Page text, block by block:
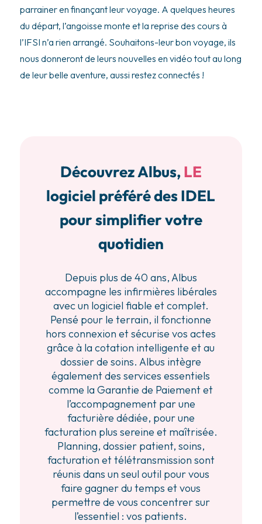
parrainer en finançant leur voyage. A quelques heures
du départ, l’angoisse monte et la reprise des cours à
l’IFSI n’a rien arrangé. Souhaitons-leur bon voyage, ils
nous donneront de leurs nouvelles en vidéo tout au long
de leur belle aventure, aussi restez connectés !
Découvrez Albus,LE
logiciel préféré des IDEL
pour simplifier votre
quotidien
Depuis plus de 40 ans, Albus
accompagne les infirmières libérales
avec un logiciel fiable et complet.
Pensé pour le terrain, il fonctionne
hors connexion et sécurise vos actes
grâce à la cotation intelligente et au
dossier de soins. Albus intègre
également des services essentiels
comme la Garantie de Paiement et
l’accompagnement par une
facturière dédiée, pour une
facturation plus sereine et maîtrisée.
Planning, dossier patient, soins,
facturation et télétransmission sont
réunis dans un seul outil pour vous
faire gagner du temps et vous
permettre de vous concentrer sur
l’essentiel : vos patients.